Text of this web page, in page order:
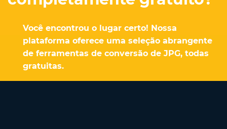
Você encontrou o lugar certo! Nossa
plataforma oferece uma seleção abrangente
de ferramentas de conversão de JPG, todas
gratuitas.